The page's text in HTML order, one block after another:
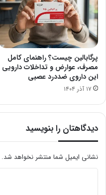
پرگابالین چیست؟ راهنمای کامل
مصرف، عوارض و تداخلات دارویی
این داروی ضددرد عصبی
۱۷ آذر ۱۴۰۴
دیدگاهتان را بنویسید
نشانی ایمیل شما منتشر نخواهد شد.